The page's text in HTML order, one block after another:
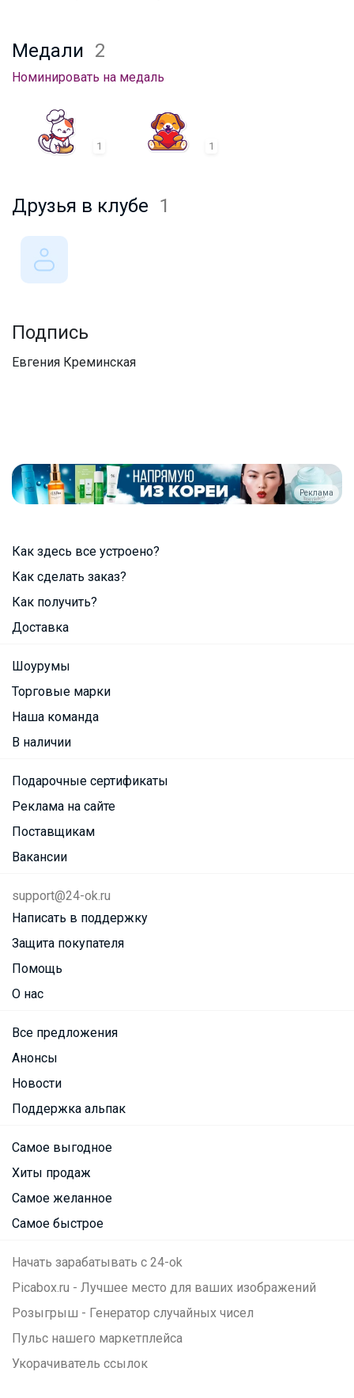
Медали 2
Номинировать на медаль
1 1
Друзья в клубе 1
Подпись
Евгения Креминская
Реклама
Как здесь все устроено?
Как сделать заказ?
Как получить?
Доставка
Шоурумы
Торговые марки
Наша команда
В наличии
Подарочные сертификаты
Реклама на сайте
Поставщикам
Вакансии
support@24-ok.ru
Написать в поддержку
Защита покупателя
Помощь
О нас
Все предложения
Анонсы
Новости
Поддержка альпак
Самое выгодное
Хиты продаж
Самое желанное
Самое быстрое
Начать зарабатывать с 24-ok
Picabox.ru - Лучшее место для ваших изображений
Розыгрыш - Генератор случайных чисел
Пульс нашего маркетплейса
Укорачиватель ссылок